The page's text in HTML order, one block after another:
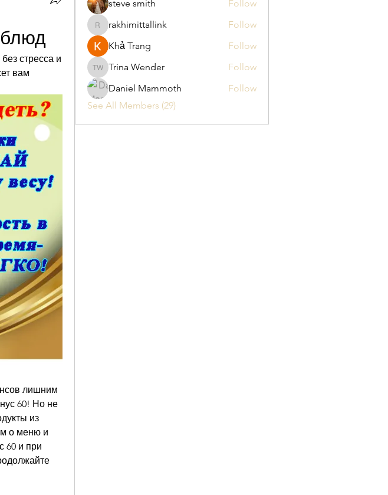
стресса и
вам
лишним
60! Но не
из
о меню и
60 и при
steve smith Follow
rakhimittallink
rakhimittallink
Follow
Khả Trang
Follow
Trina Wender
Trina Wender
Follow
Daniel Mammoth
Follow
See All Members (29)